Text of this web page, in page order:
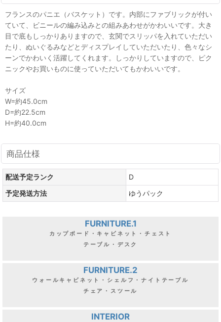
フランスのパニエ（バスケット）です。内部にファブリックが付い
ていて、ビニールの編み込みとの組みあわせがかわいいです。大き
目で底もしっかりありますので、玄関でスリッパを入れていただい
たり、ぬいぐるみなどとディスプレイしていただいたり、色々なシ
ーンでかわいく活躍してくれます。しっかりしていますので、ピク
ニックやお買いものに使っていただいてもかわいいです。
サイズ
W=約45.0cm
D=約22.5cm
H=約40.0cm
商品仕様
配送予定ランク
D
予定発送方法
ゆうパック
FURNITURE.1
カップボード・キャビネット・チェスト
テーブル・デスク
FURNITURE.2
ウォールキャビネット・シェルフ・ナイトテーブル
チェア・スツール
INTERIOR